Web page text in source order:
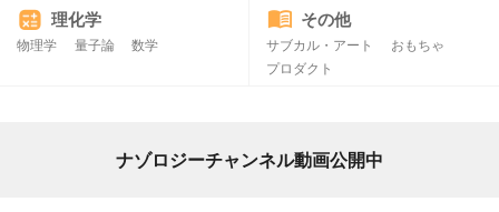
理化学
物理学 量子論 数学
その他
サブカル・アート
おもちゃ
プロダクト
ナゾロジーチャンネル動画公開中